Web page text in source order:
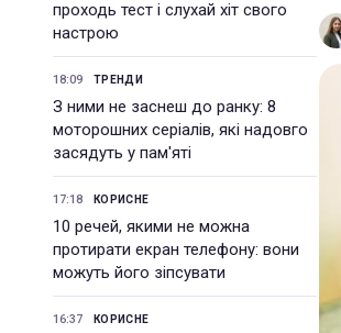
проходь тест і слухай хіт свого
настрою
18:09 ТРЕНДИ
З ними не заснеш до ранку: 8
моторошних серіалів, які надовго
засядуть у пам'яті
17:18 КОРИСНЕ
10 речей, якими не можна
протирати екран телефону: вони
можуть його зіпсувати
16:37 КОРИСНЕ